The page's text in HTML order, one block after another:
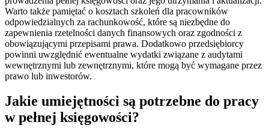
Warto także pamiętać o kosztach szkoleń dla pracowników
odpowiedzialnych za rachunkowość, które są niezbędne do
zapewnienia rzetelności danych finansowych oraz zgodności z
obowiązującymi przepisami prawa. Dodatkowo przedsiębiorcy
powinni uwzględnić ewentualne wydatki związane z audytami
wewnętrznymi lub zewnętrznymi, które mogą być wymagane przez
prawo lub inwestorów.
Jakie umiejętności są potrzebne do pracy
w pełnej księgowości?